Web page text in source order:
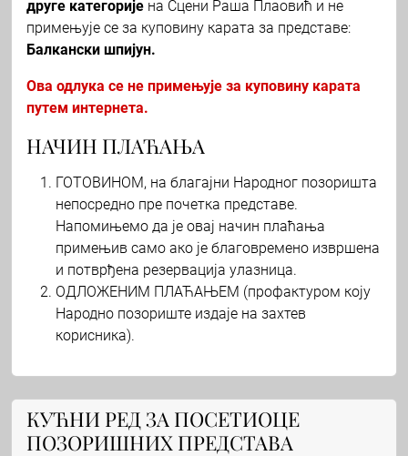
друге категорије на Сцени Раша Плаовић и не
примењује се за куповину карата за представе:
Балкански шпијун.
Ова одлука се не примењује за куповину карата
путем интернета.
НАЧИН ПЛАЋАЊА
ГОТОВИНОМ, на благајни Народног позоришта
непосредно пре почетка представе.
Напомињемо да је овај начин плаћања
примењив само ако је благовремено извршена
и потврђена резервација улазница.
ОДЛОЖЕНИМ ПЛАЋАЊЕМ (профактуром коју
Народно позориште издаје на захтев
корисника).
КУЋНИ РЕД ЗА ПОСЕТИОЦЕ
ПОЗОРИШНИХ ПРЕДСТАВА